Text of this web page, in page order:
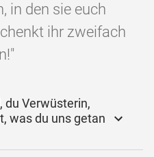
in den sie euch
ihr zweifach
du Verwüsterin,
was du uns getan